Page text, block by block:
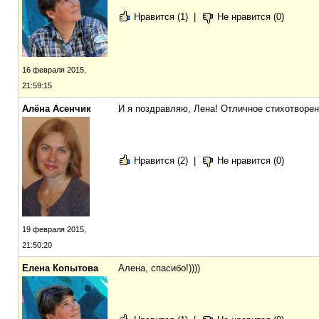
16 февраля 2015,
21:59:15
Нравится (1) Не нравится (0)
Алёна Асенчик
19 февраля 2015,
21:50:20
И я поздравляю, Лена! Отличное
Нравится (2) Не нравится (0)
Елена Копытова Алена, спасибо!))))